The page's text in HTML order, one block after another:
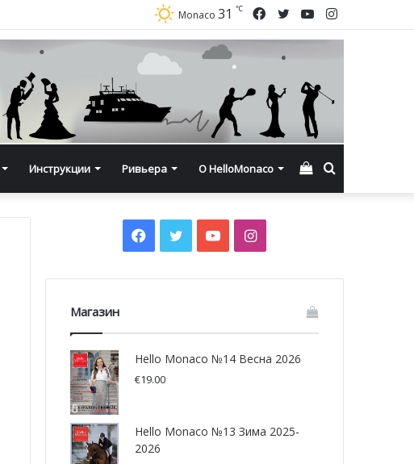
Instagram
YouTube
Twitter
Facebook
Monaco 31 ℃
Инструкции Ривьера О HelloMonaco Смотреть
Facebook
TwitterYouTubeInstagram
Магазин
Hello Monaco №14 Весна 2026
€19.00
Hello Monaco №13 Зима 2025-
2026